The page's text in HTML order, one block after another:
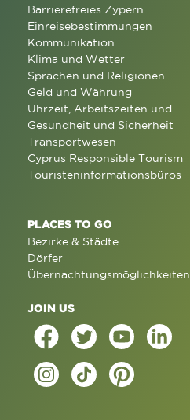
Barrierefreies Zypern
Einreisebestimmungen
Kommunikation
Klima und Wetter
Sprachen und Religionen
Geld und Währung
Uhrzeit, Arbeitszeiten und
Gesundheit und Sicherheit
Transportwesen
Cyprus Responsible Tourism
Touristeninformationsbüros
PLACES TO GO
Bezirke & Städte
Dörfer
Übernachtungsmöglichkeiten
JOIN US